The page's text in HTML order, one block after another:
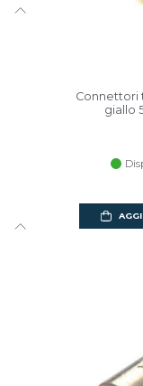
Connettori
giallo